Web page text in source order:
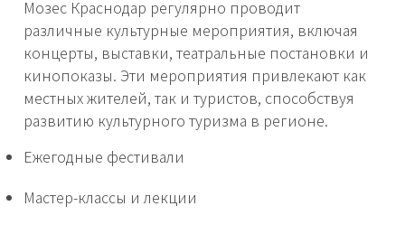
Мозес Краснодар регулярно проводит
различные культурные мероприятия, включая
концерты, выставки, театральные постановки и
кинопоказы. Эти мероприятия привлекают как
местных жителей, так и туристов, способствуя
развитию культурного туризма в регионе.
Ежегодные фестивали
Мастер-классы и лекции